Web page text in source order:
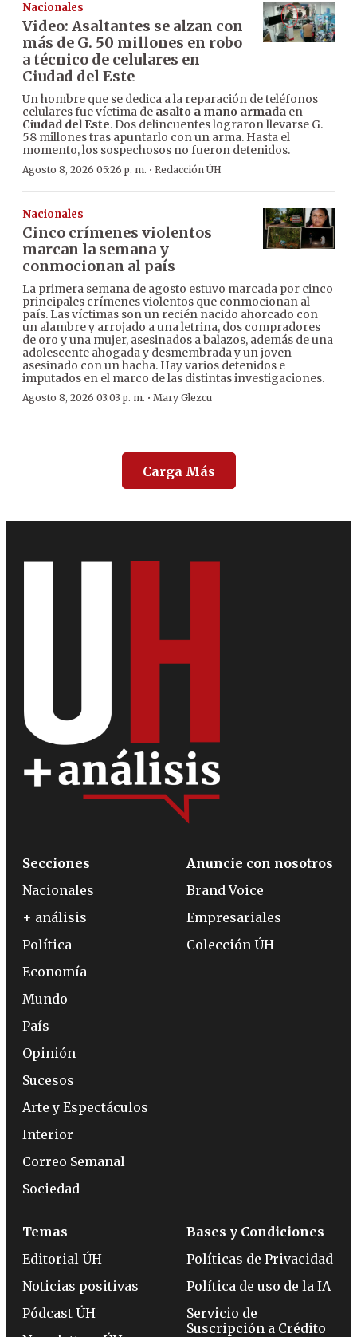
Nacionales
Video: Asaltantes se alzan con
más de G. 50 millones en robo
a técnico de celulares en
Ciudad del Este
Un hombre que se dedica a la reparación de teléfonos
celulares fue víctima de asalto a mano armada en
Ciudad del Este. Dos delincuentes lograron llevarse G.
58 millones tras apuntarlo con un arma. Hasta el
momento, los sospechosos no fueron detenidos.
Agosto 8, 2026 05:26 p. m. · Redacción ÚH
Nacionales
Cinco crímenes violentos
marcan la semana y
conmocionan al país
La primera semana de agosto estuvo marcada por cinco
principales crímenes violentos que conmocionan al
país. Las víctimas son un recién nacido ahorcado con
un alambre y arrojado a una letrina, dos compradores
de oro y una mujer, asesinados a balazos, además de una
adolescente ahogada y desmembrada y un joven
asesinado con un hacha. Hay varios detenidos e
imputados en el marco de las distintas investigaciones.
Agosto 8, 2026 03:03 p. m. · Mary Glezcu
Carga Más
Secciones
Nacionales
+ análisis
Política
Economía
Mundo
País
Opinión
Sucesos
Arte y Espectáculos
Interior
Correo Semanal
Sociedad
Anuncie con nosotros
Brand Voice
Empresariales
Colección ÚH
Temas
Editorial ÚH
Noticias positivas
Pódcast ÚH
Bases y Condiciones
Políticas de Privacidad
Política de uso de la IA
Servicio de
Suscripción a Crédito